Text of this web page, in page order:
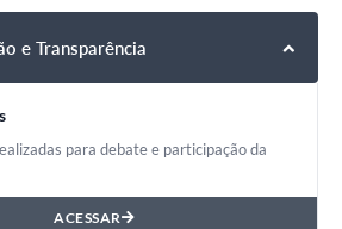
e Transparência
para debate e participação da
ACESSAR